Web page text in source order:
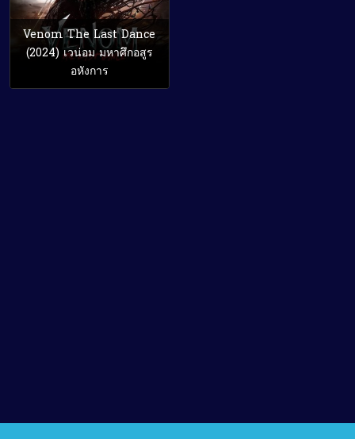
Venom The Last Dance
(2024) เวน่อม มหาศึกอสูร
อหังการ